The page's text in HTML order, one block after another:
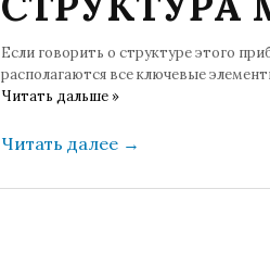
Если говорить о структуре этого
располагаются все ключевые
Читать дальше »
Читать далее →